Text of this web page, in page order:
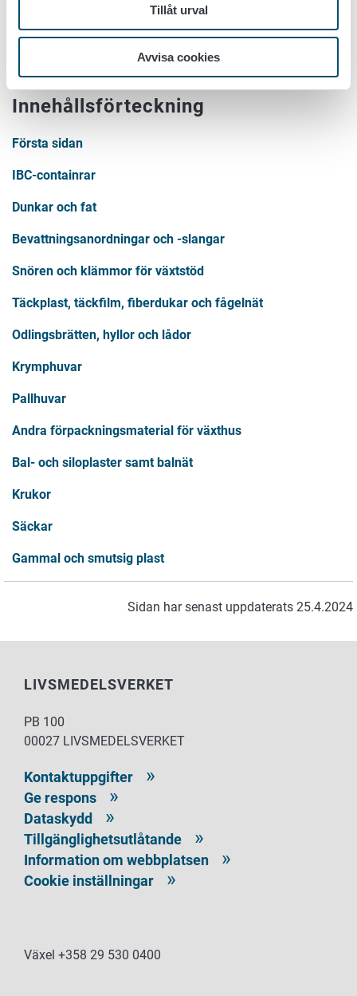
Tillåt urval
Avvisa cookies
Murskauskeskus Oy:s hämtningstjänst (på finska)
Suomen Maatalousmuovien Kierrätys Oy:
sorteringsanvisningar (på finska)
Innehållsförteckning
Första sidan
IBC-containrar
Dunkar och fat
Bevattningsanordningar och -slangar
Snören och klämmor för växtstöd
Täckplast, täckfilm, fiberdukar och fågelnät
Odlingsbrätten, hyllor och lådor
Krymphuvar
Pallhuvar
Andra förpackningsmaterial för växthus
Bal- och siloplaster samt balnät
Krukor
Säckar
Gammal och smutsig plast
Sidan har senast uppdaterats 25.4.2024
LIVSMEDELSVERKET
PB 100
00027 LIVSMEDELSVERKET
Kontaktuppgifter
Ge respons
Dataskydd
Tillgänglighetsutlåtande
Information om webbplatsen
Cookie inställningar
Växel +358 29 530 0400